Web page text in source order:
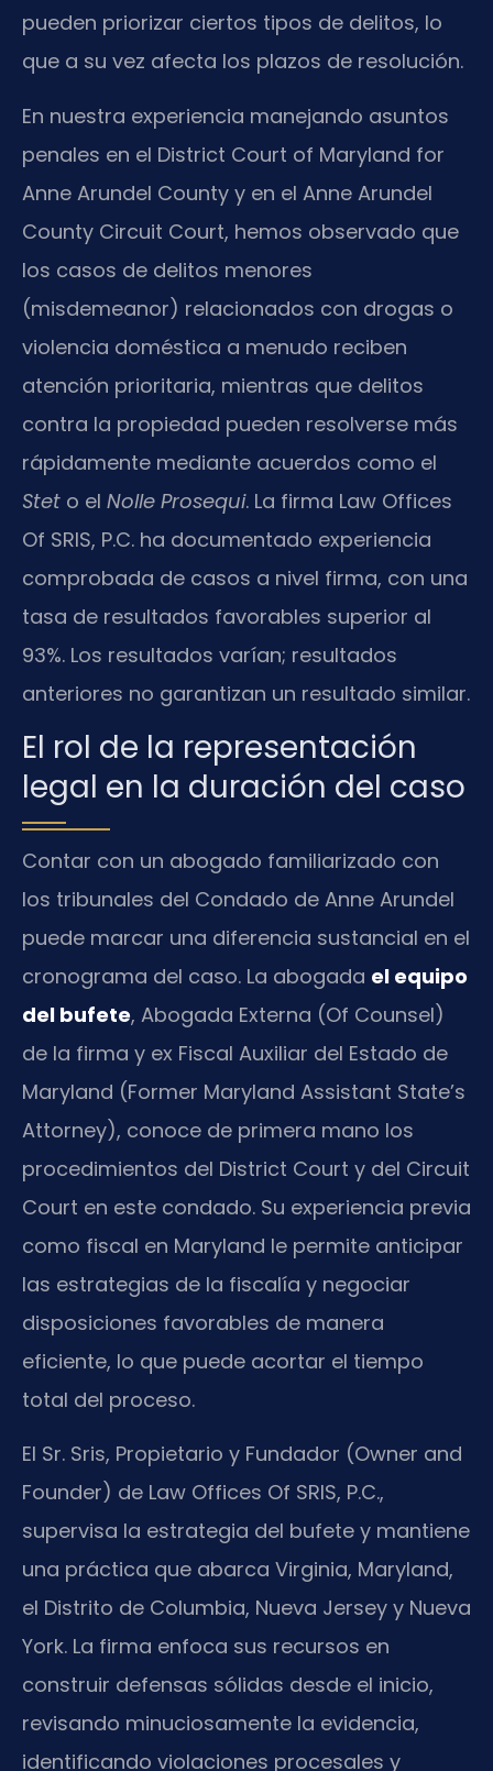
pueden priorizar ciertos tipos de delitos, lo
que a su vez afecta los plazos de resolución.
En nuestra experiencia manejando asuntos
penales en el District Court of Maryland for
Anne Arundel County y en el Anne Arundel
County Circuit Court, hemos observado que
los casos de delitos menores
(misdemeanor) relacionados con drogas o
violencia doméstica a menudo reciben
atención prioritaria, mientras que delitos
contra la propiedad pueden resolverse más
rápidamente mediante acuerdos como el
Stet o el Nolle Prosequi. La firma Law Offices
Of SRIS, P.C. ha documentado experiencia
comprobada de casos a nivel firma, con una
tasa de resultados favorables superior al
93%. Los resultados varían; resultados
anteriores no garantizan un resultado similar.
El rol de la representación
legal en la duración del caso
Contar con un abogado familiarizado con
los tribunales del Condado de Anne Arundel
puede marcar una diferencia sustancial en el
cronograma del caso. La abogada el equipo
del bufete, Abogada Externa (Of Counsel)
de la firma y ex Fiscal Auxiliar del Estado de
Maryland (Former Maryland Assistant State’s
Attorney), conoce de primera mano los
procedimientos del District Court y del Circuit
Court en este condado. Su experiencia previa
como fiscal en Maryland le permite anticipar
las estrategias de la fiscalía y negociar
disposiciones favorables de manera
eficiente, lo que puede acortar el tiempo
total del proceso.
El Sr. Sris, Propietario y Fundador (Owner and
Founder) de Law Offices Of SRIS, P.C.,
supervisa la estrategia del bufete y mantiene
una práctica que abarca Virginia, Maryland,
el Distrito de Columbia, Nueva Jersey y Nueva
York. La firma enfoca sus recursos en
construir defensas sólidas desde el inicio,
revisando minuciosamente la evidencia,
identificando violaciones procesales y